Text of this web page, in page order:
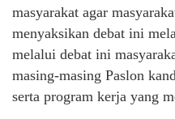
masyarakat agar
menyaksikan debat ini
melalui debat ini
masing-masing Paslon
serta program kerja yang